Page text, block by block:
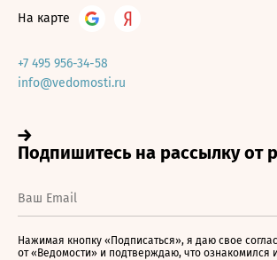
На карте
+7 495 956-34-58
info@vedomosti.ru
Нажимая кнопку «Подписаться», я даю свое
от «Ведомости» и подтверждаю, что ознакомился